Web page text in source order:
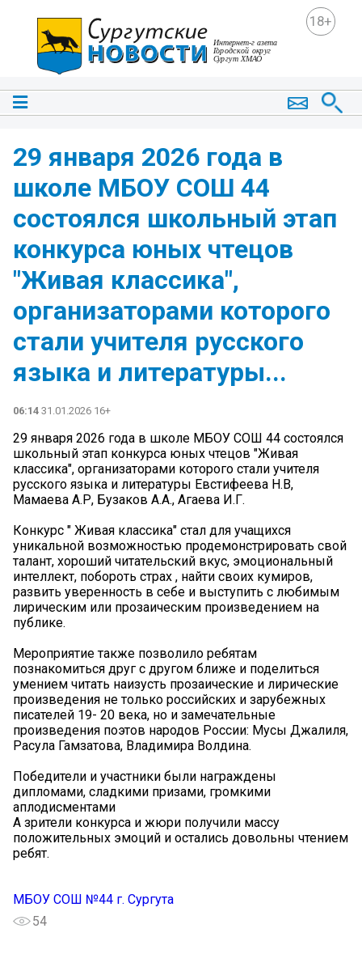
18+
29 января 2026 года в
школе МБОУ СОШ 44
состоялся школьный этап
конкурса юных чтецов
"Живая классика",
организаторами которого
стали учителя русского
языка и литературы...
06:14 31.01.2026 16+
29 января 2026 года в школе МБОУ СОШ 44 состоялся
школьный этап конкурса юных чтецов "Живая
классика", организаторами которого стали учителя
русского языка и литературы Евстифеева Н.В,
Мамаева А.Р, Бузаков А.А., Агаева И.Г.
️️Конкурс " Живая классика" стал для учащихся
уникальной возможностью продемонстрировать свой
талант, хороший читательский вкус, эмоциональный
интеллект, побороть страх , найти своих кумиров,
развить уверенность в себе и выступить с любимым
лирическим или прозаическим произведением на
публике.
️️Мероприятие также позволило ребятам
познакомиться друг с другом ближе и поделиться
умением читать наизусть прозаические и лирические
произведения не только российских и зарубежных
писателей 19- 20 века, но и замечательные
произведения поэтов народов России: Мусы Джалиля,
Расула Гамзатова, Владимира Волдина.
Победители и участники были награждены
дипломами, сладкими призами, громкими
аплодисментами
А зрители конкурса и жюри получили массу
положительных эмоций и остались довольны чтением
ребят.
МБОУ СОШ №44 г. Сургута
54